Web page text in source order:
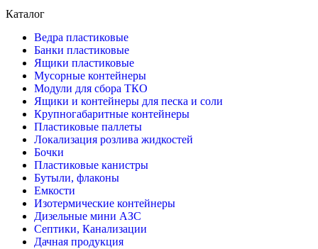
Каталог
Ведра пластиковые
Банки пластиковые
Ящики пластиковые
Мусорные контейнеры
Модули для сбора ТКО
Ящики и контейнеры для песка и соли
Крупногабаритные контейнеры
Пластиковые паллеты
Локализация розлива жидкостей
Бочки
Пластиковые канистры
Бутыли, флаконы
Емкости
Изотермические контейнеры
Дизельные мини АЗС
Септики, Канализации
Дачная продукция